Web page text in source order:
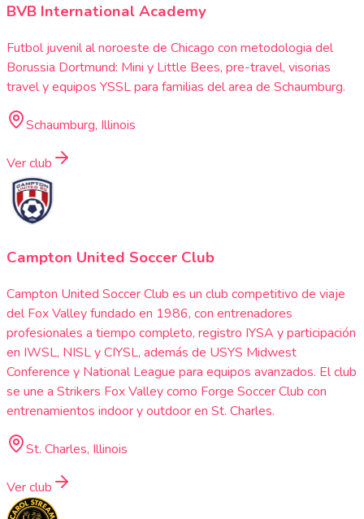
BVB International Academy
Futbol juvenil al noroeste de Chicago con metodologia del
Borussia Dortmund: Mini y Little Bees, pre-travel, visorias
travel y equipos YSSL para familias del area de Schaumburg.
Schaumburg, Illinois
Ver club
Campton United Soccer Club
Campton United Soccer Club es un club competitivo de viaje
del Fox Valley fundado en 1986, con entrenadores
profesionales a tiempo completo, registro IYSA y participación
en IWSL, NISL y CIYSL, además de USYS Midwest
Conference y National League para equipos avanzados. El club
se une a Strikers Fox Valley como Forge Soccer Club con
entrenamientos indoor y outdoor en St. Charles.
St. Charles, Illinois
Ver club